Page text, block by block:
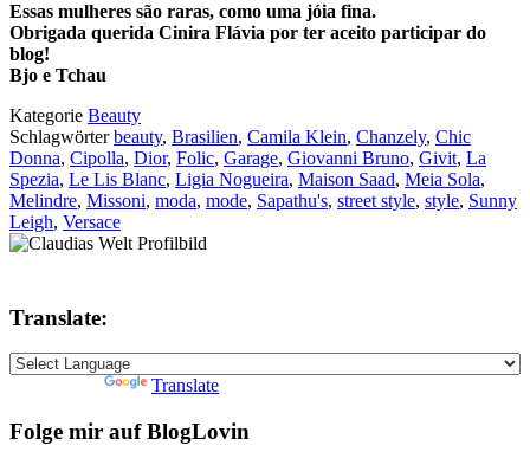
Essas mulheres são raras, como uma jóia fina.
Obrigada querida Cinira Flávia por ter aceito participar do
blog!
Bjo e Tchau
Kategorie Beauty
Schlagwörterbeauty, Brasilien, Camila Klein, Chanzely, Chic
Donna, Cipolla, Dior, Folic, Garage, Giovanni Bruno, Givit, La
Spezia, Le Lis Blanc, Ligia Nogueira, Maison Saad, Meia Sola,
Melindre, Missoni, moda, mode, Sapathu's, street style, style, Sunny
Leigh, Versace
Translate:
Translate
Folge mir auf BlogLovin